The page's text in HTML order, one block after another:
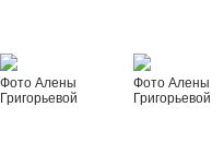
Фото Алены
Григорьевой
Фото Алены
Григорьевой